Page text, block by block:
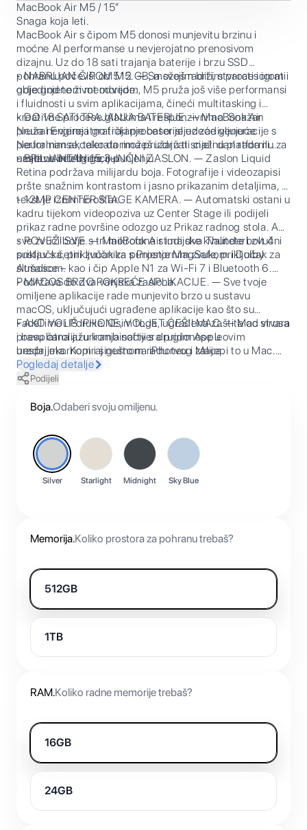
MacBook Air M5 / 15”
Snaga koja leti.
MacBook Air s čipom M5 donosi munjevitu brzinu i
moćne AI performanse u nevjerojatno prenosivom
dizajnu. Uz do 18 sati trajanja baterije i brzu SSD
pohranu počevši od 512 GB, možeš raditi, stvarati i igrati
gdje god te život odvede.
• NABRIJAN ČIPOM M5. — Sa svojim bržim procesorom i
objedinjenom memorijom, M5 pruža još više performansi
i fluidnosti u svim aplikacijama, čineći multitasking i
kreativne procese glatkima i responzivnima. Snažan
Neural Engine i grafički procesor sljedeće generacije s
Neuralnim akceleratorima pružaju ti snažnu platformu za
umjetnu inteligenciju.
• DO 18 SATI TRAJANJA BATERIJE. — MacBook Air
pruža nevjerojatno trajanje baterije uz zadivljujuće
performanse, tako da možeš izdržati cijeli dan rada ili
nastave bez brige o punjenju.
• BRILJANTAN 15,3-INČNI ZASLON. — Zaslon Liquid
Retina podržava milijardu boja. Fotografije i videozapisi
pršte snažnim kontrastom i jasno prikazanim detaljima, a
tekst je iznimno oštar.
• 12MP CENTER STAGE KAMERA. — Automatski ostani u
kadru tijekom videopoziva uz Center Stage ili podijeli
prikaz radne površine odozgo uz Prikaz radnog stola. A
sve zvuči bolje s tri mikrofona studijske kvalitete i zvučni
sustav s četiri zvučnika s Prostornim zvukom i Dolby
Atmosom.
• POVEŽI SVE. — MacBook Air ima dva Thunderbolt 4
priključka, priključak za punjenje MagSafe, priključak za
slušalice – kao i čip Apple N1 za Wi-Fi 7 i Bluetooth 6.
Podržava do dva vanjska zaslona.
• MACOS BRZO POKREĆE APLIKACIJE. — Sve tvoje
omiljene aplikacije rade munjevito brzo u sustavu
macOS, uključujući ugrađene aplikacije kao što su
FaceTime i Poruke. Osim toga, ugrađena zaštita od virusa
i besplatna ažuriranja softvera pridonose u
besprijekornom i sigurnom radu tvog Maca.
• AKO VOLIŠ IPHONE, VOLJET ĆEŠ I MAC. — Mac stvara
pravu čaroliju u kombinaciji s drugim Appleovim
uređajima. Kopiraj nešto na iPhoneu i zalijepi to u Mac.
Šalji tekstualne poruke aplikacijom Poruke ili koristi Mac
za upućivanje i odgovaranje na FaceTime pozive.
Pogledaj detalje
Podijeli
Boja.Odaberi svoju omiljenu.
Silver Starlight Midnight Sky Blue
Memorija.Koliko prostora za pohranu trebaš?
512GB
1TB
RAM.Koliko radne memorije trebaš?
16GB
24GB